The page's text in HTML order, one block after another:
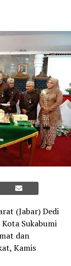
(Jabar) Dedi
Sukabumi
dan
Kamis